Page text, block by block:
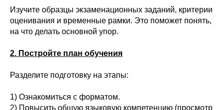
Изучите образцы экзаменационных заданий, критерии
оценивания и временные рамки. Это поможет понять,
на что делать основной упор.
2. Постройте план обучения
Разделите подготовку на этапы:
1) Ознакомиться с форматом.
2) Повысить общую языковую компетенцию (просмотр